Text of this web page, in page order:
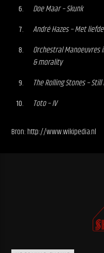
Doe Maar – Skunk
André Hazes – Met liefde
Orchestral Manoeuvres
& morality
The Rolling Stones –
Toto – IV
Bron: http://www.wikipedia.nl